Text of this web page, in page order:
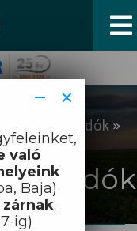
Homlokrakodók
×
−
való
Baja)
zárnak.
ig)